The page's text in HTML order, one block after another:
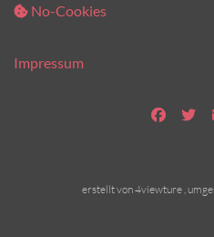
No-Cookies
Impressum
erstellt von4viewture ,